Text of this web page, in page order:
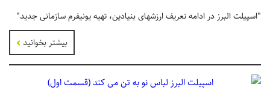
"اسپیلت البرز در ادامه تعریف ارزشهای بنیادین، تهیه یونیفرم سازمانی جدید"
بیشتر بخوانید